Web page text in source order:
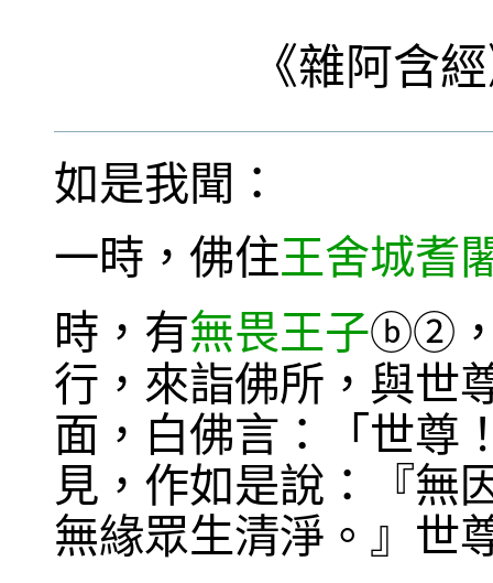
《雜阿含
如是我聞：
一時，佛住王舍城耆
時，有無畏王子ⓑ②
行，來詣佛所，與世
面，白佛言：「世尊
見，作如是說：『無
無緣眾生清淨。』世